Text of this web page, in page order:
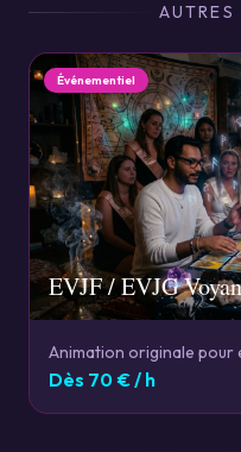
AUTRES
Événementiel
EVJF / EVJG
Animation originale pour
Dès 70 € / h